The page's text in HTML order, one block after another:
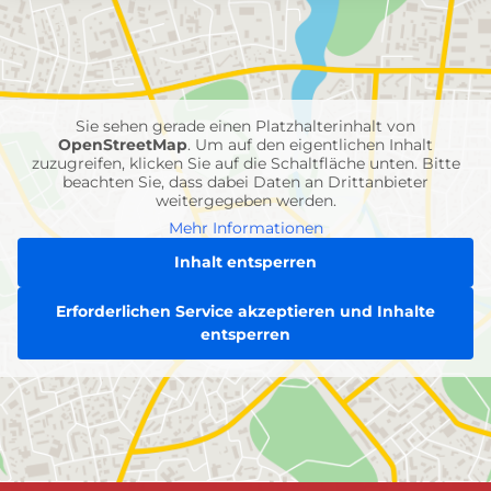
mit
Feuerwehr-
Einheiten
Sie sehen gerade einen Platzhalterinhalt von
OpenStreetMap. Um auf den eigentlichen Inhalt
zuzugreifen, klicken Sie auf die Schaltfläche unten. Bitte
beachten Sie, dass dabei Daten an Drittanbieter
weitergegeben werden.
Mehr Informationen
Inhalt entsperren
Erforderlichen Service akzeptieren und Inhalte
entsperren